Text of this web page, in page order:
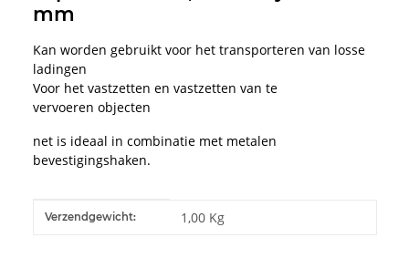
mm
Kan worden gebruikt voor het transporteren van losse
ladingen
Voor het vastzetten en vastzetten van te
vervoeren objecten
net is ideaal in combinatie met metalen
bevestigingshaken.
#productDetails.itemInformation#
#productDetails.itemValue#
Verzendgewicht: 1,00 Kg